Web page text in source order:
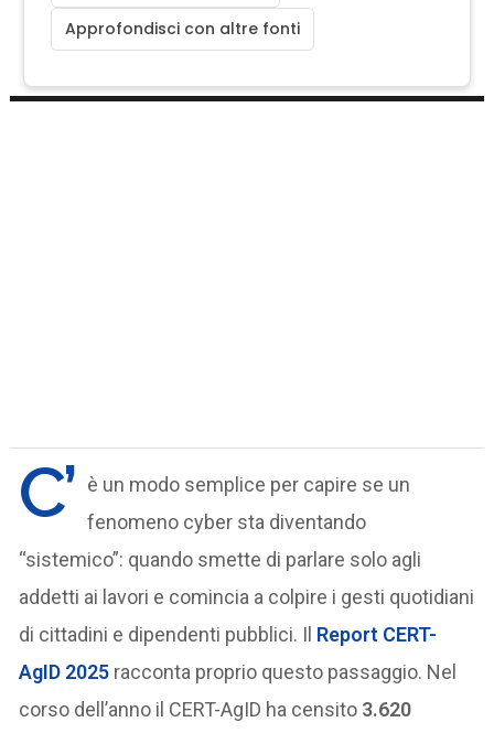
Approfondisci con altre fonti
C’ è un modo semplice per capire se un
fenomeno cyber sta diventando
“sistemico”: quando smette di parlare solo agli
addetti ai lavori e comincia a colpire i gesti quotidiani
di cittadini e dipendenti pubblici. Il Report CERT-
AgID 2025 racconta proprio questo passaggio. Nel
corso dell’anno il CERT-AgID ha censito 3.620